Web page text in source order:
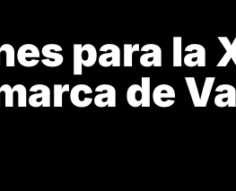
para la
de